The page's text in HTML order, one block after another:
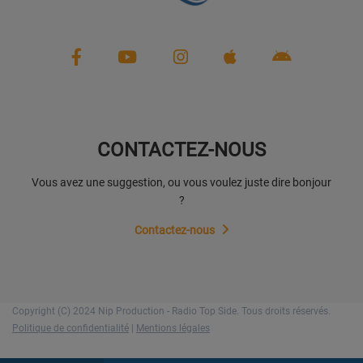
CONTACTEZ-NOUS
Vous avez une suggestion, ou vous voulez juste dire bonjour
?
Contactez-nous
Copyright (C) 2024 Nip Production - Radio Top Side. Tous droits réservés.
Politique de confidentialité
Mentions légales